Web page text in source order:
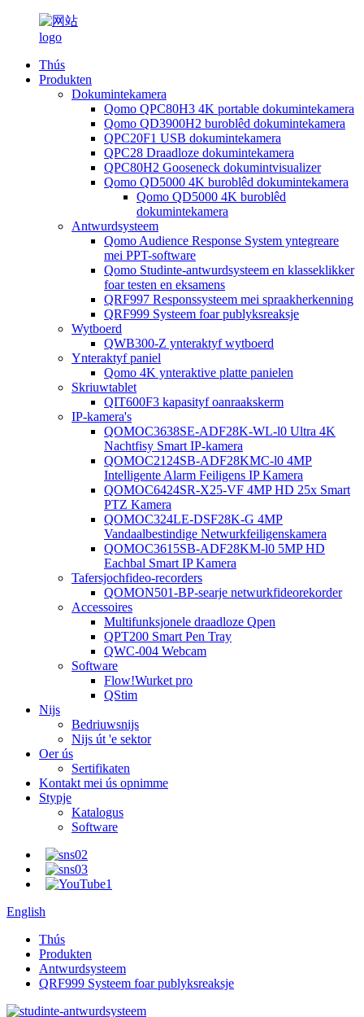
Thús
Produkten
Dokumintekamera
Qomo QPC80H3 4K portable dokumintekamera
Qomo QD3900H2 buroblêd dokumintekamera
QPC20F1 USB dokumintekamera
QPC28 Draadloze dokumintekamera
QPC80H2 Gooseneck dokumintvisualizer
Qomo QD5000 4K buroblêd dokumintekamera
Qomo QD5000 4K buroblêd
dokumintekamera
Antwurdsysteem
Qomo Audience Response System yntegreare
mei PPT-software
Qomo Studinte-antwurdsysteem en klasseklikker
foar testen en eksamens
QRF997 Responssysteem mei spraakherkenning
QRF999 Systeem foar publyksreaksje
Wytboerd
QWB300-Z ynteraktyf wytboerd
Ynteraktyf paniel
Qomo 4K ynteraktive platte panielen
Skriuwtablet
QIT600F3 kapasityf oanraakskerm
IP-kamera's
QOMOC3638SE-ADF28K-WL-l0 ​​Ultra 4K
Nachtfisy Smart IP-kamera
QOMOC2124SB-ADF28KMC-l0 4MP
Intelligente Alarm Feiligens IP Kamera
QOMOC6424SR-X25-VF 4MP HD 25x Smart
PTZ Kamera
QOMOC324LE-DSF28K-G 4MP
Vandaalbestindige Netwurkfeiligenskamera
QOMOC3615SB-ADF28KM-l0 5MP HD
Eachbal Smart IP Kamera
Tafersjochfideo-recorders
QOMON501-BP-searje netwurkfideorekorder
Accessoires
Multifunksjonele draadloze Qpen
QPT200 Smart Pen Tray
QWC-004 Webcam
Software
Flow!Wurket pro
QStim
Nijs
Bedriuwsnijs
Nijs út 'e sektor
Oer ús
Sertifikaten
Kontakt mei ús opnimme
Stypje
Katalogus
Software
English
Thús
Produkten
Antwurdsysteem
QRF999 Systeem foar publyksreaksje